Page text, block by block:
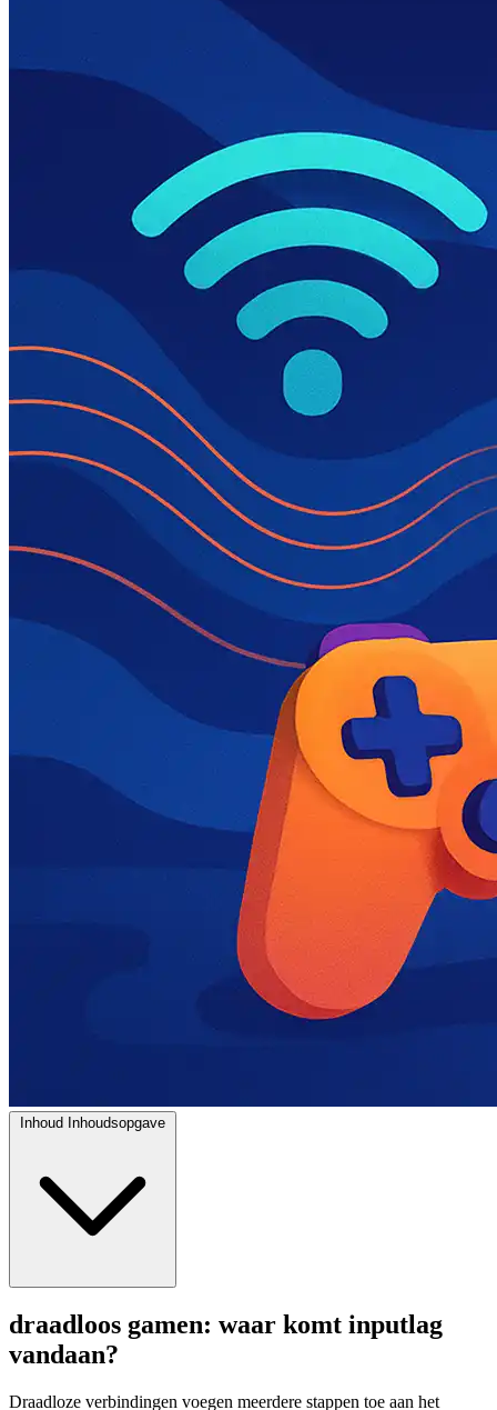
Inhoud Inhoudsopgave
draadloos gamen: waar komt inputlag
vandaan?
Draadloze verbindingen voegen meerdere stappen toe aan het